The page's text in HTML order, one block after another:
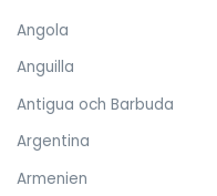
Angola
Anguilla
Antigua och Barbuda
Argentina
Armenien